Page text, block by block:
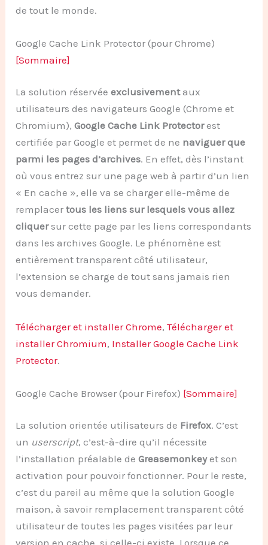
de tout le monde.
Google Cache Link Protector (pour Chrome)
[Sommaire]
La solution réservéeexclusivementaux
utilisateurs des navigateurs Google (Chrome et
Chromium),Google Cache Link Protectorest
certifiée par Google et permet de ne naviguer que
parmi les pages d’archives. En effet, dès l’instant
où vous entrez sur une page web à partir d’un lien
« En cache », elle va se charger elle-même de
remplacertous les liens sur lesquels vous allez
cliquersur cette page par les liens correspondants
dans les archives Google. Le phénomène est
entièrement transparent côté utilisateur,
l’extension se charge de tout sans jamais rien
vous demander.
Télécharger et installer Chrome,Télécharger et
installer Chromium, Installer Google Cache Link
Protector.
Google Cache Browser (pour Firefox) [Sommaire]
La solution orientée utilisateurs de Firefox. C’est
un userscript, c’est-à-dire qu’il nécessite
l’installation préalable deGreasemonkeyet son
activation pour pouvoir fonctionner. Pour le reste,
c’est du pareil au même que la solution Google
maison, à savoir remplacement transparent côté
utilisateur de toutes les pages visitées par leur